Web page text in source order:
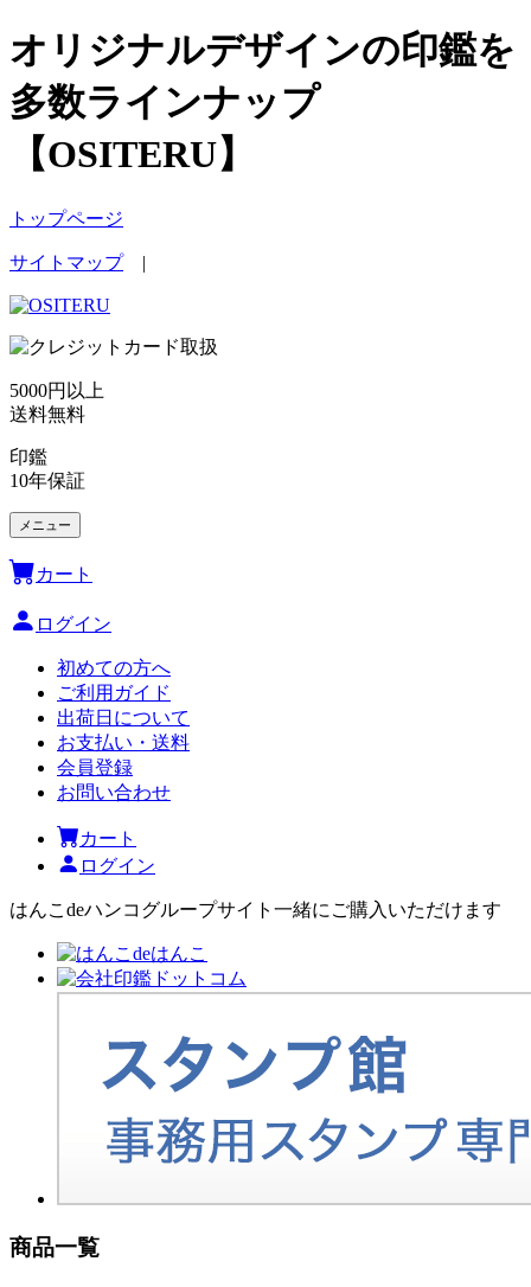
オリジナルデザインの印鑑を
多数ラインナップ
【OSITERU】
トップページ
サイトマップ|
5000円以上
送料無料
印鑑
10年保証
メニュー
カート
ログイン
初めての方へ
ご利用ガイド
出荷日について
お支払い・送料
会員登録
お問い合わせ
カート
ログイン
はんこdeハンコグループサイト 一緒にご購入いただけます
商品一覧